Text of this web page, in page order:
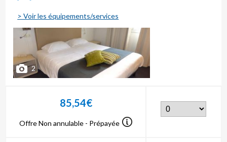
> Voir les équipements/services
2
85,54€
Offre Non annulable - Prépayée